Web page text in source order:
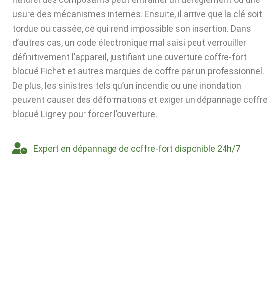
usure des mécanismes internes. Ensuite, il arrive que la clé soit
tordue ou cassée, ce qui rend impossible son insertion. Dans
d’autres cas, un code électronique mal saisi peut verrouiller
définitivement l’appareil, justifiant une ouverture coffre-fort
bloqué Fichet et autres marques de coffre par un professionnel.
De plus, les sinistres tels qu’un incendie ou une inondation
peuvent causer des déformations et exiger un dépannage coffre
bloqué Ligney pour forcer l’ouverture.
Expert en dépannage de coffre-fort disponible 24h/7